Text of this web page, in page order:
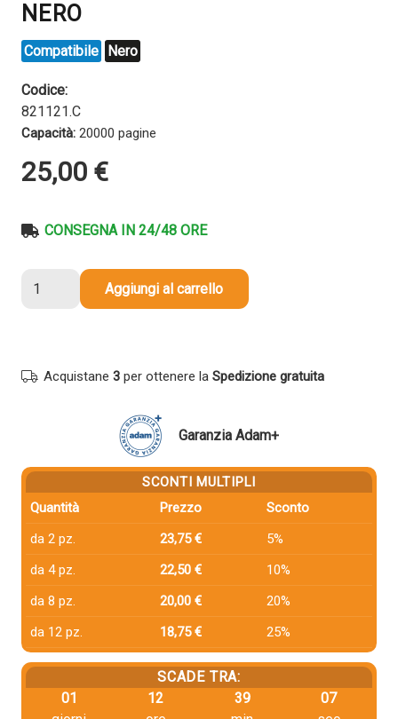
NERO
Compatibile Nero
Codice:
821121.C
Capacità: 20000 pagine
25,00 €
CONSEGNA IN 24/48 ORE
compatibile
quantità
Aggiungi al carrello
Acquistane 3 per ottenere la Spedizione gratuita
Garanzia Adam+
SCONTI MULTIPLI
Quantità
Prezzo
Sconto
da 2 pz.
23,75 €
5%
da 4 pz.
22,50 €
10%
da 8 pz.
20,00 €
20%
da 12 pz.
18,75 € 25%
SCADE TRA:
01
12
39
06